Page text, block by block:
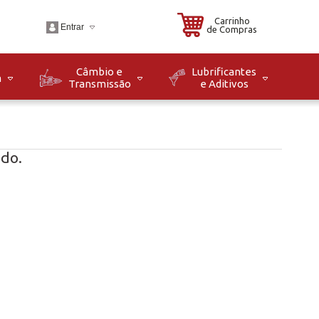
Entrar
Carrinho
de Compras
Câmbio e
Transmissão
Lubrificantes
e Aditivos